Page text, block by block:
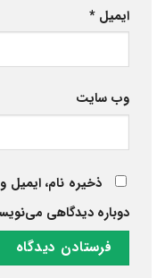
ایمیل *
وب‌ سایت
ذخیره نام، ایمیل
دوباره دیدگاهی